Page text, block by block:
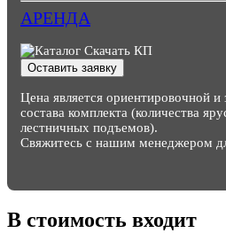
АРЕНДА
Скачать КП
Оставить заявку
Цена является ориентировочной и
состава комплекта (количества
лестничных подъемов).
Свяжитесь с нашим менеджером
В стоимость входит